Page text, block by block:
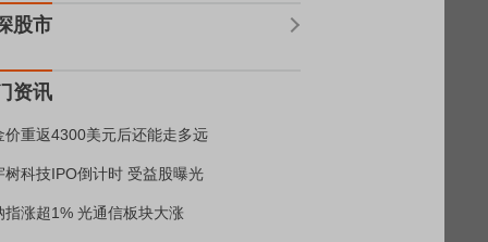
股市
资讯
价重返4300美元后还能走多远
树科技IPO倒计时 受益股曝光
指涨超1% 光通信板块大涨